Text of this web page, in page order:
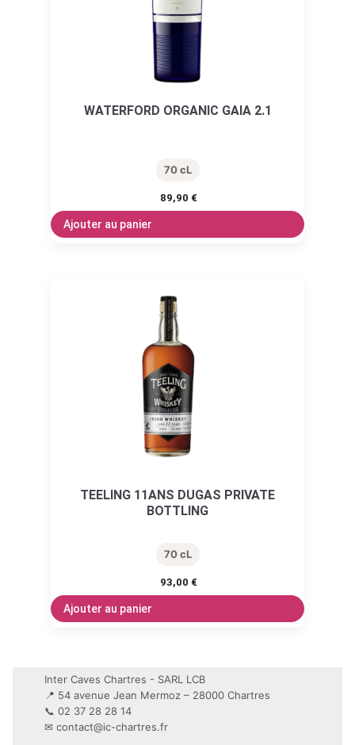
WATERFORD ORGANIC GAIA 2.1
70 cL
89,90 €
Ajouter au panier
TEELING 11ANS DUGAS PRIVATE
BOTTLING
70 cL
93,00 €
Ajouter au panier
Inter Caves Chartres - SARL LCB
📍 54 avenue Jean Mermoz – 28000 Chartres
📞 02 37 28 28 14
✉ contact@ic-chartres.fr